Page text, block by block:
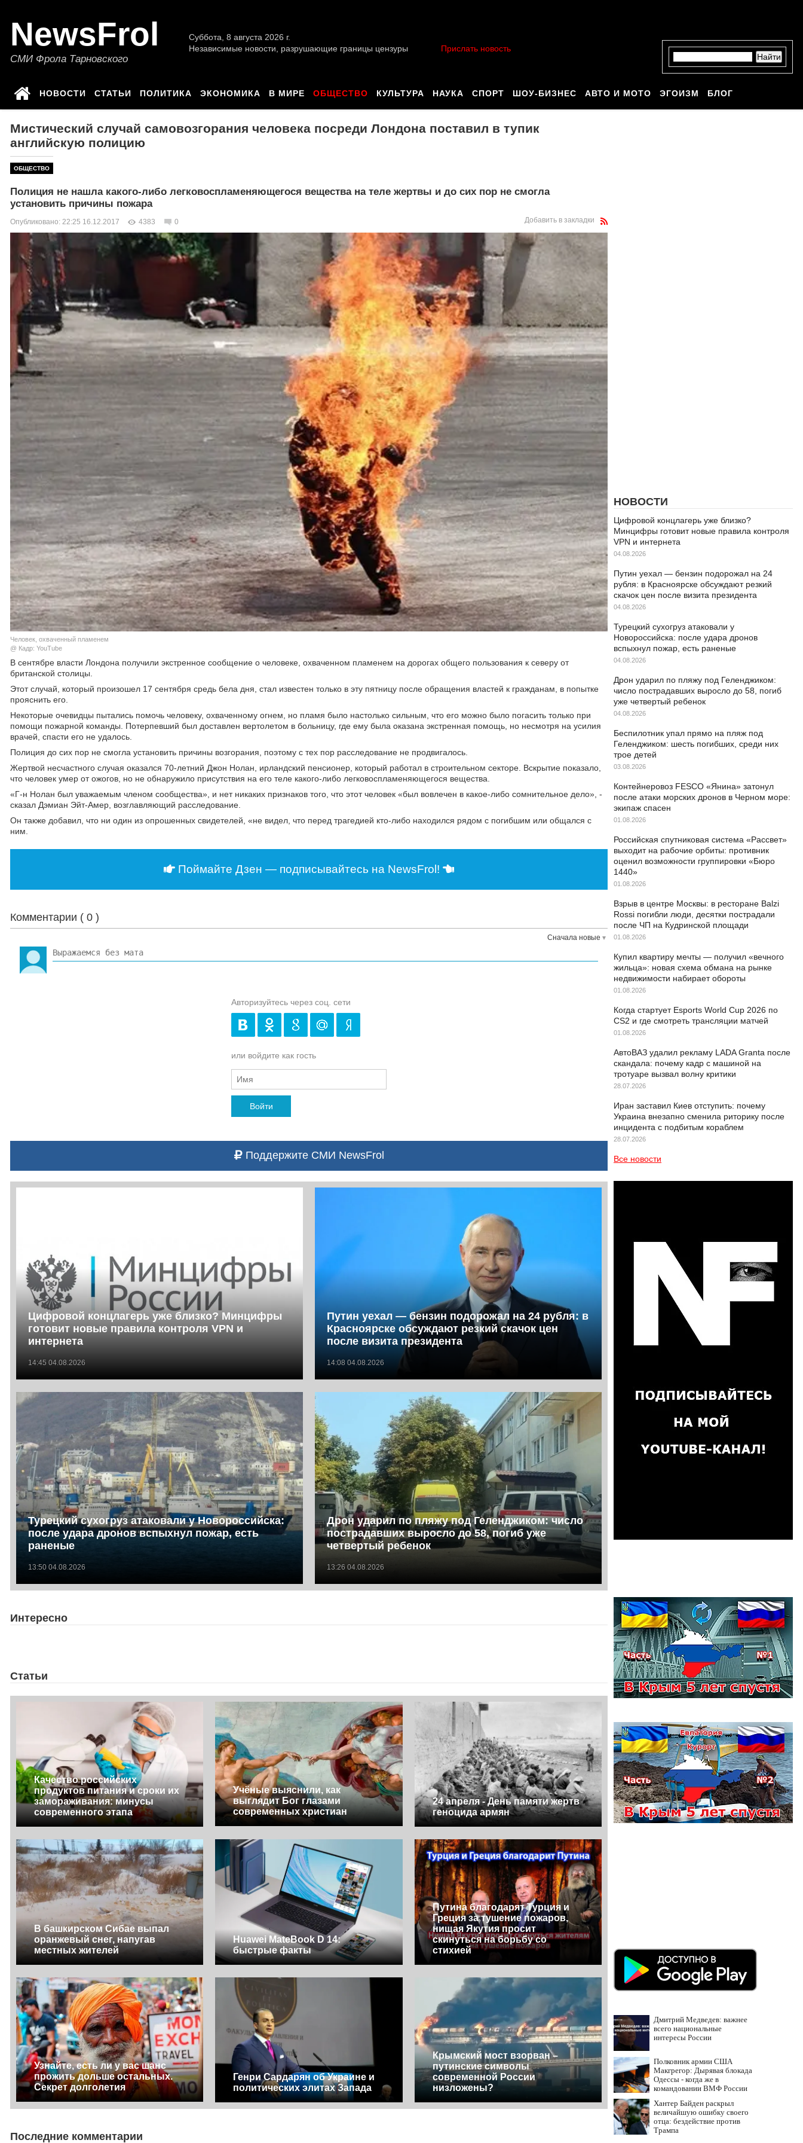
NewsFrol
СМИ Фрола Тарновского
Суббота, 8 августа 2026 г.
Независимые новости, разрушающие границы цензуры
Прислать новость
НОВОСТИ СТАТЬИ ПОЛИТИКА ЭКОНОМИКА В МИРЕ ОБЩЕСТВО КУЛЬТУРА НАУКА СПОРТ ШОУ-БИЗНЕС АВТО И МОТО ЭГОИЗМ БЛОГ
Мистический случай самовозгорания человека посреди Лондона поставил в тупик
английскую полицию
ОБЩЕСТВО
Полиция не нашла какого-либо легковоспламеняющегося вещества на теле жертвы и до сих пор не смогла
установить причины пожара
Опубликовано: 22:25 16.12.2017 4383 0 Добавить в закладки
Человек, охваченный пламенем
@ Кадр: YouTube
В сентябре власти Лондона получили экстренное сообщение о человеке, охваченном пламенем на дорогах общего пользования к северу от
британской столицы.
Этот случай, который произошел 17 сентября средь бела дня, стал известен только в эту пятницу после обращения властей к гражданам, в попытке
прояснить его.
Некоторые очевидцы пытались помочь человеку, охваченному огнем, но пламя было настолько сильным, что его можно было погасить только при
помощи пожарной команды. Потерпевший был доставлен вертолетом в больницу, где ему была оказана экстренная помощь, но несмотря на усилия
врачей, спасти его не удалось.
Полиция до сих пор не смогла установить причины возгорания, поэтому с тех пор расследование не продвигалось.
Жертвой несчастного случая оказался 70-летний Джон Нолан, ирландский пенсионер, который работал в строительном секторе. Вскрытие показало,
что человек умер от ожогов, но не обнаружило присутствия на его теле какого-либо легковоспламеняющегося вещества.
«Г-н Нолан был уважаемым членом сообщества», и нет никаких признаков того, что этот человек «был вовлечен в какое-либо сомнительное дело», -
сказал Дэмиан Эйт-Амер, возглавляющий расследование.
Он также добавил, что ни один из опрошенных свидетелей, «не видел, что перед трагедией кто-либо находился рядом с погибшим или общался с
ним.
Поймайте Дзен — подписывайтесь на NewsFrol!
Комментарии ( 0 )
Сначала новые
Авторизуйтесь через соц. сети
или войдите как гость
Войти
Поддержите СМИ NewsFrol
Цифровой концлагерь уже близко? Минцифры
готовит новые правила контроля VPN и
интернета
14:45 04.08.2026
Путин уехал — бензин подорожал на 24 рубля: в
Красноярске обсуждают резкий скачок цен
после визита президента
14:08 04.08.2026
Турецкий сухогруз атаковали у Новороссийска:
после удара дронов вспыхнул пожар, есть
раненые
13:50 04.08.2026
Дрон ударил по пляжу под Геленджиком: число
пострадавших выросло до 58, погиб уже
четвертый ребенок
13:26 04.08.2026
Интересно
Статьи
Качество российских
продуктов питания и сроки их
замораживания: минусы
современного этапа
Учёные выяснили, как
выглядит Бог глазами
современных христиан
24 апреля - День памяти жертв
геноцида армян
В башкирском Сибае выпал
оранжевый снег, напугав
местных жителей
Huawei MateBook D 14:
быстрые факты
Путина благодарят Турция и
Греция за тушение пожаров,
нищая Якутия просит
скинуться на борьбу со
стихией
Узнайте, есть ли у вас шанс
прожить дольше остальных.
Секрет долголетия
Генри Сардарян об Украине и
политических элитах Запада
Крымский мост взорван –
путинские символы
современной России
низложены?
Последние комментарии
НОВОСТИ
Цифровой концлагерь уже близко?
Минцифры готовит новые правила контроля
VPN и интернета
04.08.2026
Путин уехал — бензин подорожал на 24
рубля: в Красноярске обсуждают резкий
скачок цен после визита президента
04.08.2026
Турецкий сухогруз атаковали у
Новороссийска: после удара дронов
вспыхнул пожар, есть раненые
04.08.2026
Дрон ударил по пляжу под Геленджиком:
число пострадавших выросло до 58, погиб
уже четвертый ребенок
04.08.2026
Беспилотник упал прямо на пляж под
Геленджиком: шесть погибших, среди них
трое детей
03.08.2026
Контейнеровоз FESCO «Янина» затонул
после атаки морских дронов в Черном море:
экипаж спасен
01.08.2026
Российская спутниковая система «Рассвет»
выходит на рабочие орбиты: противник
оценил возможности группировки «Бюро
1440»
01.08.2026
Взрыв в центре Москвы: в ресторане Balzi
Rossi погибли люди, десятки пострадали
после ЧП на Кудринской площади
01.08.2026
Купил квартиру мечты — получил «вечного
жильца»: новая схема обмана на рынке
недвижимости набирает обороты
01.08.2026
Когда стартует Esports World Cup 2026 по
CS2 и где смотреть трансляции матчей
01.08.2026
АвтоВАЗ удалил рекламу LADA Granta после
скандала: почему кадр с машиной на
тротуаре вызвал волну критики
28.07.2026
Иран заставил Киев отступить: почему
Украина внезапно сменила риторику после
инцидента с подбитым кораблем
28.07.2026
Все новости
Дмитрий Медведев: важнее
всего национальные
интересы России
Полковник армии США
Макгрегор: Дырявая блокада
Одессы - когда же в
командовании ВМФ России
Хантер Байден раскрыл
величайшую ошибку своего
отца: бездействие против
Трампа